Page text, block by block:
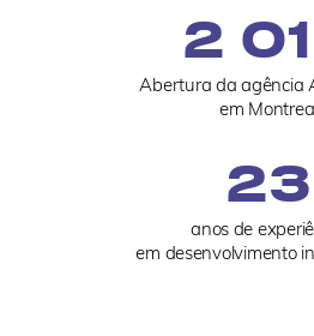
Abertura da agência
em
2
anos de
em desenvolvimento
23